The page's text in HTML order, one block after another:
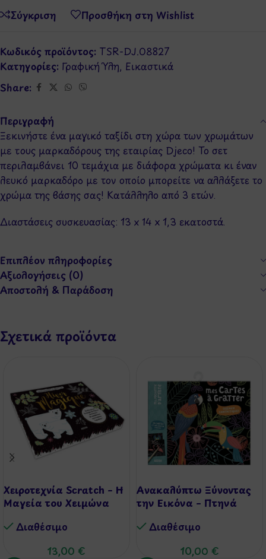
Σύγκριση
Προσθήκη στη Wishlist
Κωδικός προϊόντος: TSR-DJ.08827
Κατηγορίες: Γραφική Ύλη, Εικαστικά
Share:
Περιγραφή
Ξεκινήστε ένα μαγικό ταξίδι στη χώρα των χρωμάτων
με τους μαρκαδόρους της εταιρίας Djeco! Το σετ
περιλαμβάνει 10 τεμάχια με διάφορα χρώματα κι έναν
λευκό μαρκαδόρο με τον οποίο μπορείτε να αλλάξετε το
χρώμα της βάσης σας! Κατάλληλο από 3 ετών.
Διαστάσεις συσκευασίας: 13 x 14 x 1,3 εκατοστά.
Επιπλέον πληροφορίες
Αξιολογήσεις (0)
Αποστολή & Παράδοση
Σχετικά προϊόντα
Χειροτεχνία Scratch – Η
Μαγεία του Χειμώνα
Διαθέσιμo
13,00 €
Ανακαλύπτω Ξύνοντας
την Εικόνα – Πτηνά
Διαθέσιμo
10,00 €